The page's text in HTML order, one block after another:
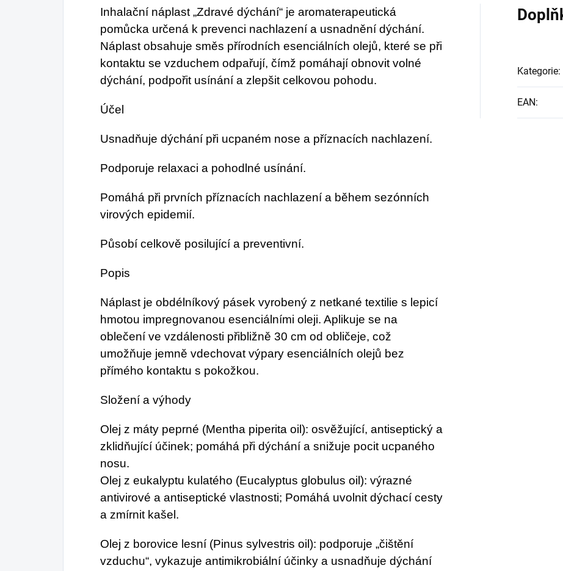
Inhalační náplast „Zdravé dýchání“ je aromaterapeutická
pomůcka určená k prevenci nachlazení a usnadnění dýchání.
Náplast obsahuje směs přírodních esenciálních olejů, které se při
kontaktu se vzduchem odpařují, čímž pomáhají obnovit volné
dýchání, podpořit usínání a zlepšit celkovou pohodu.
Účel
Usnadňuje dýchání při ucpaném nose a příznacích nachlazení.
Podporuje relaxaci a pohodlné usínání.
Pomáhá při prvních příznacích nachlazení a během sezónních
virových epidemií.
Působí celkově posilující a preventivní.
Popis
Náplast je obdélníkový pásek vyrobený z netkané textilie s lepicí
hmotou impregnovanou esenciálními oleji. Aplikuje se na
oblečení ve vzdálenosti přibližně 30 cm od obličeje, což
umožňuje jemně vdechovat výpary esenciálních olejů bez
přímého kontaktu s pokožkou.
Složení a výhody
Olej z máty peprné (Mentha piperita oil): osvěžující, antiseptický a
zklidňující účinek; pomáhá při dýchání a snižuje pocit ucpaného
nosu.
Olej z eukalyptu kulatého (Eucalyptus globulus oil): výrazné
antivirové a antiseptické vlastnosti; Pomáhá uvolnit dýchací cesty
a zmírnit kašel.
Olej z borovice lesní (Pinus sylvestris oil): podporuje „čištění
vzduchu“, vykazuje antimikrobiální účinky a usnadňuje dýchání
Kategorie:
EAN: